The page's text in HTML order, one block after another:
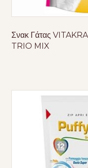
Σνακ Γάτας
TRIO MIX